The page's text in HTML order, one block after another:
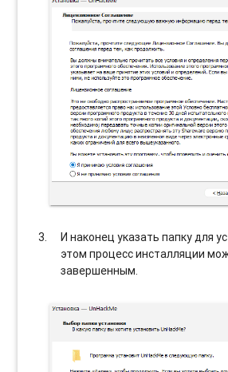
И наконец указать папку для
этом процесс инсталляции
завершенным.